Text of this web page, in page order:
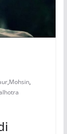
,Mohsin,